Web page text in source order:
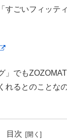
すごいフィッテ
」でも
れるとのことな
目次